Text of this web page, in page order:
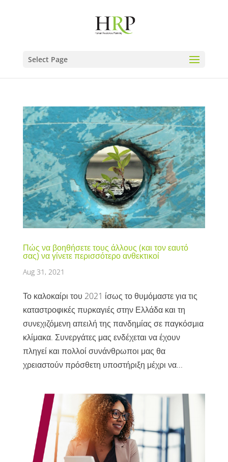
Select Page
Πώς να βοηθήσετε τους άλλους (και τον εαυτό
σας) να γίνετε περισσότερο ανθεκτικοί
Aug 31, 2021
Το καλοκαίρι του 2021 ίσως το θυμόμαστε για τις
καταστροφικές πυρκαγιές στην Ελλάδα και τη
συνεχιζόμενη απειλή της πανδημίας σε παγκόσμια
κλίμακα. Συνεργάτες μας ενδέχεται να έχουν
πληγεί και πολλοί συνάνθρωποι μας θα
χρειαστούν πρόσθετη υποστήριξη μέχρι να...